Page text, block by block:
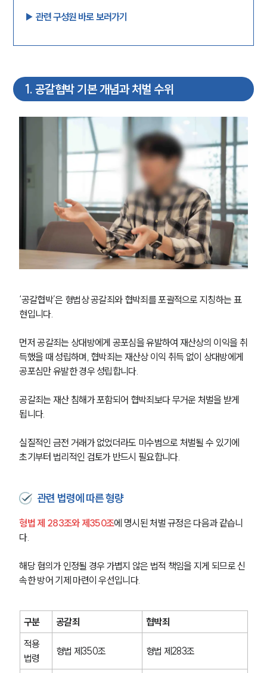
▶︎ 관련 구성원 바로 보러가기
1. 공갈협박 기본 개념과 처벌 수위
‘공갈협박’은 형법상 공갈죄와 협박죄를 포괄적으로 지칭하는 표
현입니다.
먼저 공갈죄는 상대방에게 공포심을 유발하여 재산상의 이익을 취
득했을 때 성립하며, 협박죄는 재산상 이익 취득 없이 상대방에게
공포심만 유발한 경우 성립합니다.
공갈죄는 재산 침해가 포함되어 협박죄보다 무거운 처벌을 받게
됩니다.
실질적인 금전 거래가 없었더라도 미수범으로 처벌될 수 있기에
초기부터 법리적인 검토가 반드시 필요합니다.
관련 법령에 따른 형량
형법 제 283조와 제350조에 명시된 처벌 규정은 다음과 같습니
다.
해당 혐의가 인정될 경우 가볍지 않은 법적 책임을 지게 되므로 신
속한 방어 기제 마련이 우선입니다.
구분 공갈죄
협박죄
적용
법령
형법 제350조 형법 제283조